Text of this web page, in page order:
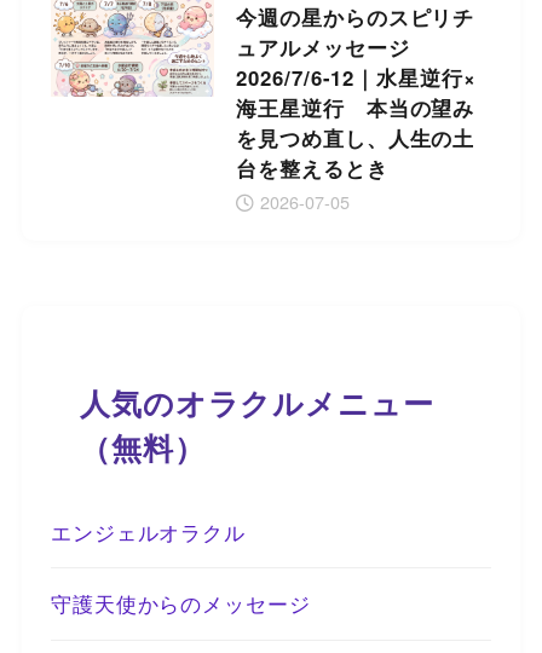
今週の星からのスピリチ
ュアルメッセージ
2026/7/6-12｜水星逆行×
海王星逆行 本当の望み
を見つめ直し、人生の土
台を整えるとき
2026-07-05
人気のオラクルメニュー
（無料）
エンジェルオラクル
守護天使からのメッセージ